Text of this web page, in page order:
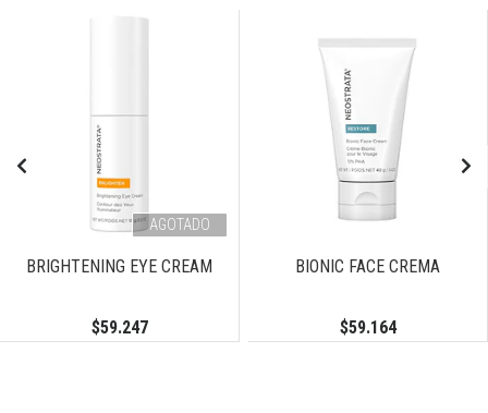
AGOTADO
BRIGHTENING EYE CREAM
$59.247
BIONIC FACE CREMA
$59.164